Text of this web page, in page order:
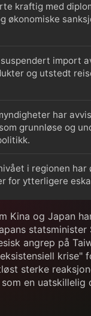
kraftig med
økonomiske
import
og utstedt
har
grunnløse og
i regionen har
for ytterligere
Kina og Japan
statsminister
angrep på
krise"
sterke
en uatskillelig